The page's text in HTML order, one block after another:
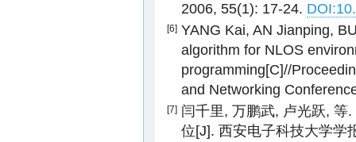
2006, 55(1): 17-24.
[6] YANG Kai, AN Jianping,
algorithm for NLOS
programming[C]//
and Networking
[7] 闫千里, 万鹏武, 卢光跃, 等
位[J]. 西安电子科技大学学